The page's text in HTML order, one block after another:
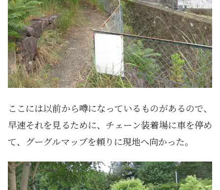
ここには以前から噂になっているものがあるので、
早速それを見るために、チェーン装着場に車を停め
て、グーグルマップを頼りに現地へ向かった。